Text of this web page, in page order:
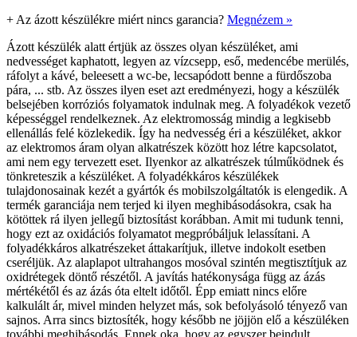
+ Az ázott készülékre miért nincs garancia? Megnézem »
Ázott készülék alatt értjük az összes olyan készüléket, ami
nedvességet kaphatott, legyen az vízcsepp, eső, medencébe merülés,
ráfolyt a kávé, beleesett a wc-be, lecsapódott benne a fürdőszoba
pára, ... stb. Az összes ilyen eset azt eredményezi, hogy a készülék
belsejében korróziós folyamatok indulnak meg. A folyadékok vezető
képességgel rendelkeznek. Az elektromosság mindig a legkisebb
ellenállás felé közlekedik. Így ha nedvesség éri a készüléket, akkor
az elektromos áram olyan alkatrészek között hoz létre kapcsolatot,
ami nem egy tervezett eset. Ilyenkor az alkatrészek túlműködnek és
tönkreteszik a készüléket. A folyadékkáros készülékek
tulajdonosainak kezét a gyártók és mobilszolgáltatók is elengedik. A
termék garanciája nem terjed ki ilyen meghibásodásokra, csak ha
kötöttek rá ilyen jellegű biztosítást korábban. Amit mi tudunk tenni,
hogy ezt az oxidációs folyamatot megpróbáljuk lelassítani. A
folyadékkáros alkatrészeket áttakarítjuk, illetve indokolt esetben
cseréljük. Az alaplapot ultrahangos mosóval szintén megtisztítjuk az
oxidrétegek döntő részétől. A javítás hatékonysága függ az ázás
mértékétől és az ázás óta eltelt időtől. Épp emiatt nincs előre
kalkulált ár, mivel minden helyzet más, sok befolyásoló tényező van
sajnos. Arra sincs biztosíték, hogy később ne jöjjön elő a készüléken
további meghibásodás. Ennek oka, hogy az egyszer beindult